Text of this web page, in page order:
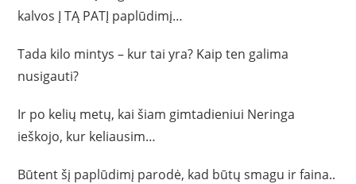
kalvos Į TĄ PATĮ paplūdimį…
Tada kilo mintys – kur tai yra? Kaip ten galima
nusigauti?
Ir po kelių metų, kai šiam gimtadieniui Neringa
ieškojo, kur keliausim…
Būtent šį paplūdimį parodė, kad būtų smagu ir faina..